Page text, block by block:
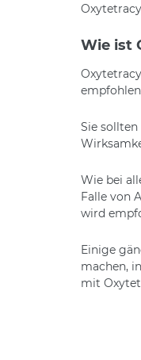
Wie ist
Sie
Wie bei
Falle von
wird
Einige
machen,
mit